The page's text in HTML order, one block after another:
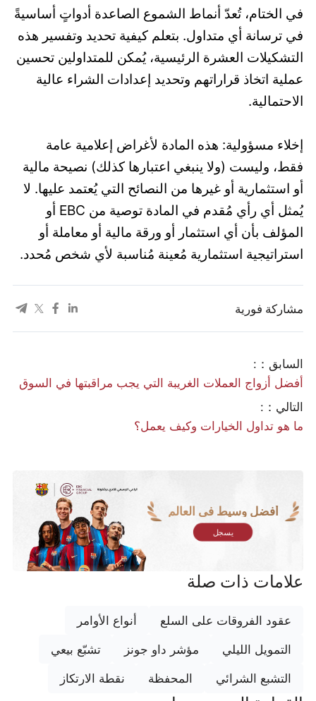
في الختام، تُعدّ أنماط الشموع الصاعدة أدواتٍ أساسيةً
في ترسانة أي متداول. بتعلم كيفية تحديد وتفسير هذه
التشكيلات العشرة الرئيسية، يُمكن للمتداولين تحسين
عملية اتخاذ قراراتهم وتحديد إعدادات الشراء عالية
الاحتمالية.
إخلاء مسؤولية: هذه المادة لأغراض إعلامية عامة
فقط، وليست (ولا ينبغي اعتبارها كذلك) نصيحة مالية
أو استثمارية أو غيرها من النصائح التي يُعتمد عليها. لا
يُمثل أي رأي مُقدم في المادة توصية من EBC أو
المؤلف بأن أي استثمار أو ورقة مالية أو معاملة أو
استراتيجية استثمارية مُعينة مُناسبة لأي شخص مُحدد.
مشاركة فورية
السابق：:
أفضل أزواج العملات الغريبة التي يجب مراقبتها في السوق
التالي：:
ما هو تداول الخيارات وكيف يعمل؟
أفضل وسيط في العالم
يسجل
علامات ذات صلة
عقود الفروقات على السلع أنواع الأوامر
التمويل الليلي مؤشر داو جونز تشبّع بيعي
التشبع الشرائي المحفظة نقطة الارتكاز